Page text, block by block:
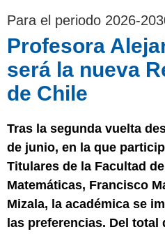
Para el periodo 2026-
Profesora
será la nueva
de Chile
Tras la segunda vuelta
de junio, en la que
Titulares de la Facultad
Matemáticas, Francisco
Mizala, la académica se
las preferencias. Del